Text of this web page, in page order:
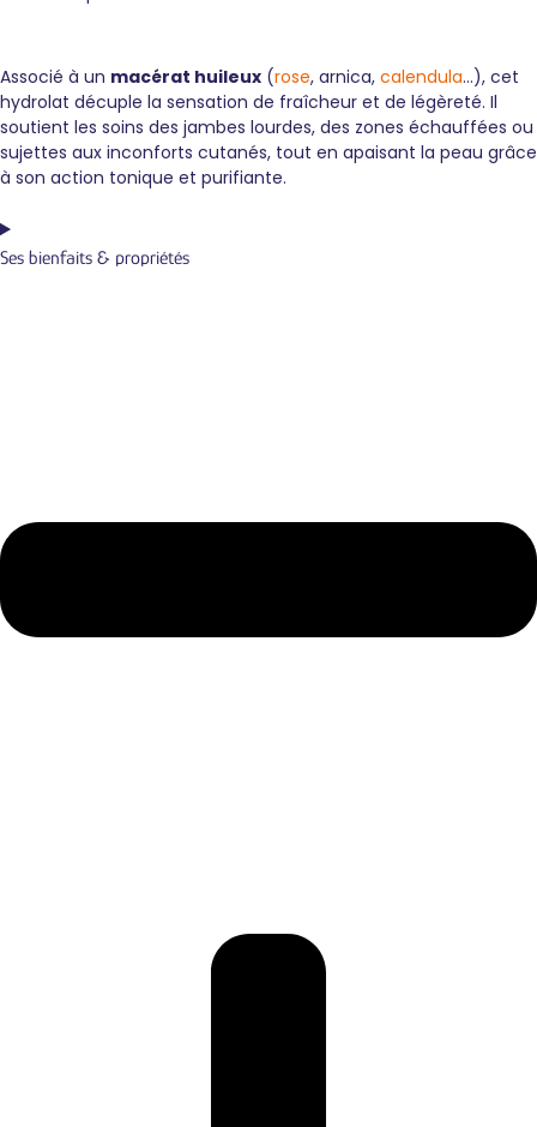
Associé à un macérat huileux (rose, arnica, calendula…), cet
hydrolat décuple la sensation de fraîcheur et de légèreté. Il
soutient les soins des jambes lourdes, des zones échauffées ou
sujettes aux inconforts cutanés, tout en apaisant la peau grâce
à son action tonique et purifiante.
Ses bienfaits & propriétés